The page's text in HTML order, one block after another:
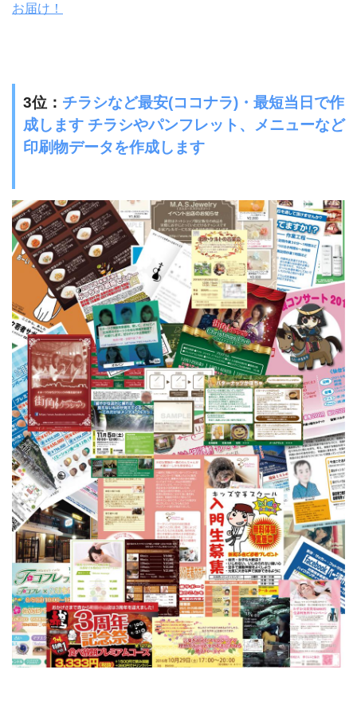
お届け！
3位： チラシなど最安(ココナラ)・最短当日で作
成します チラシやパンフレット、メニューなど
印刷物データを作成します